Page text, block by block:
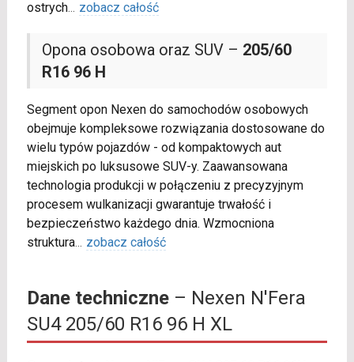
ostrych... zobacz całość
Opona osobowa oraz SUV – 205/60
R16 96 H
Segment opon Nexen do samochodów osobowych
obejmuje kompleksowe rozwiązania dostosowane do
wielu typów pojazdów - od kompaktowych aut
miejskich po luksusowe SUV-y. Zaawansowana
technologia produkcji w połączeniu z precyzyjnym
procesem wulkanizacji gwarantuje trwałość i
bezpieczeństwo każdego dnia. Wzmocniona
struktura... zobacz całość
Dane techniczne– Nexen N'Fera
SU4 205/60 R16 96 H XL